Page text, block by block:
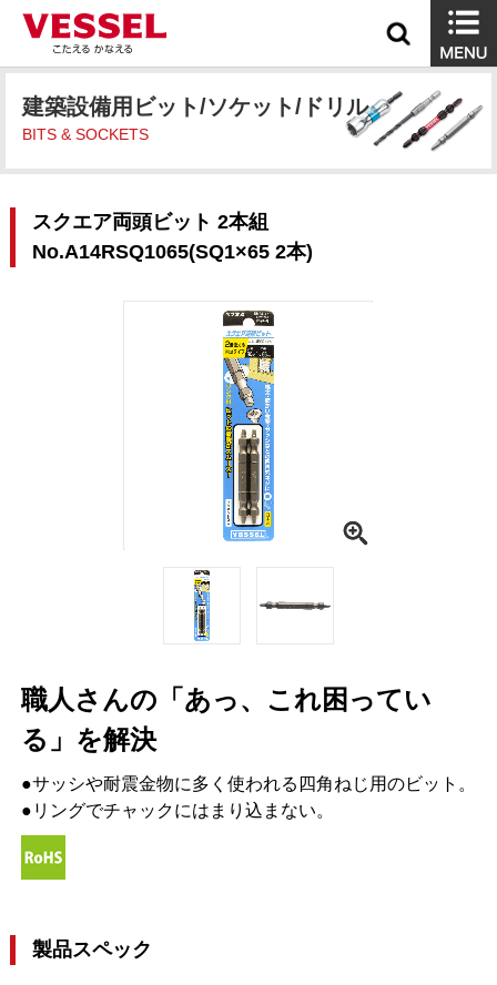
建築設備用ビット/ソケット/ドリル
BITS & SOCKETS
スクエア両頭ビット 2本組
No.A14RSQ1065(SQ1×65 2本)
職人さんの「あっ、これ困ってい
る」を解決
●サッシや耐震金物に多く使われる四角ねじ用のビット。
●リングでチャックにはまり込まない。
製品スペック